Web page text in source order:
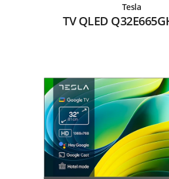
Tesla
TV QLED